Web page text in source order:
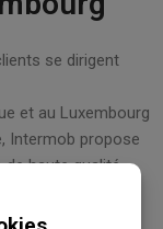
se dirigent
et au Luxembourg
Intermob propose
haute qualité.
extérieur
votre chiffre